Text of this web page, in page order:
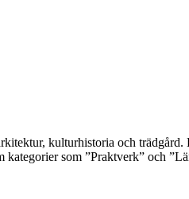
kulturhistoria och
som ”Praktverk” och